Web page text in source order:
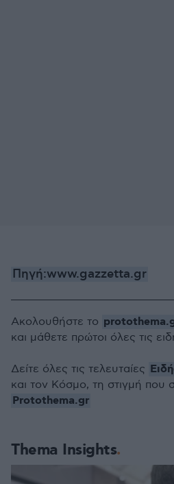
Πηγή:www.gazzetta.gr
Thema Insights
Ακολουθήστε το
και μάθετε πρώτοι όλες τις
Δείτε όλες τις τελευταίες
και τον Κόσμο, τη στιγμή που
Protothema.gr